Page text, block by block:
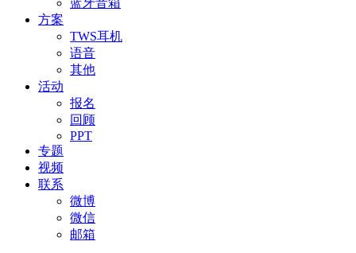
方案
TWS耳机
语音
其他
活动
报名
回顾
PPT
专题
视频
联系
微博
微信
邮箱